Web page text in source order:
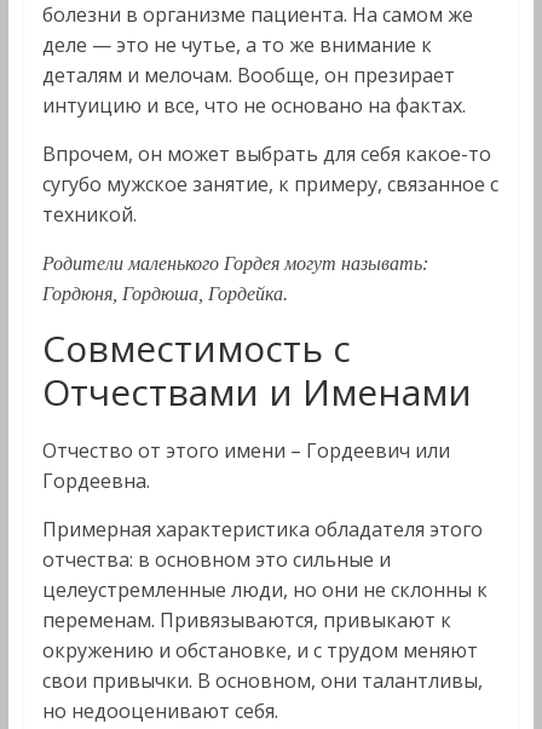
болезни в организме пациента. На самом же
деле — это не чутье, а то же внимание к
деталям и мелочам. Вообще, он презирает
интуицию и все, что не основано на фактах.
Впрочем, он может выбрать для себя какое-то
сугубо мужское занятие, к примеру, связанное с
техникой.
Родители маленького Гордея могут называть:
Гордюня, Гордюша, Гордейка.
Совместимость с
Отчествами и Именами
Отчество от этого имени – Гордеевич или
Гордеевна.
Примерная характеристика обладателя этого
отчества: в основном это сильные и
целеустремленные люди, но они не склонны к
переменам. Привязываются, привыкают к
окружению и обстановке, и с трудом меняют
свои привычки. В основном, они талантливы,
но недооценивают себя.